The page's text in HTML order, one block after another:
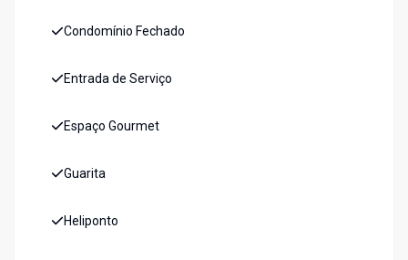
Condomínio Fechado
Entrada de Serviço
Espaço Gourmet
Guarita
Heliponto